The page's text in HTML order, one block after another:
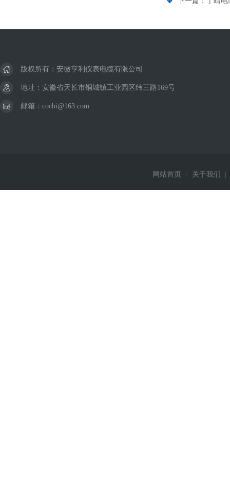
版权所有：安徽亨利仪表电缆有限公司
地址：安徽省天长市铜城镇工业园区纬三路169号
邮箱：cocbi@163.com
网站首页 关于我们